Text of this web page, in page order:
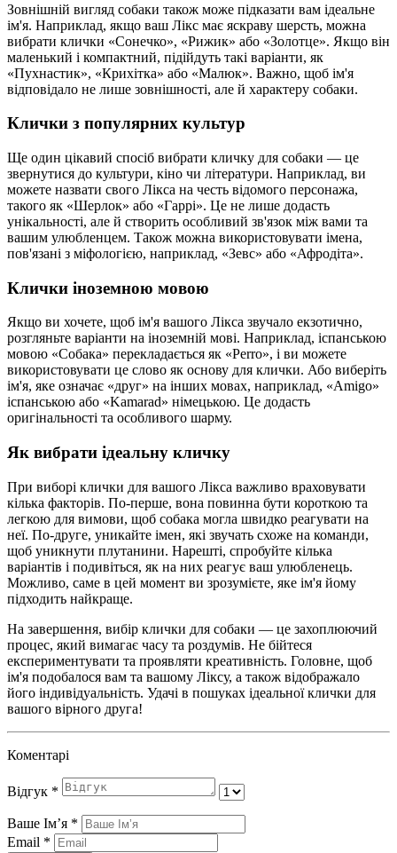
Зовнішній вигляд собаки також може підказати вам ідеальне
ім'я. Наприклад, якщо ваш Лікс має яскраву шерсть, можна
вибрати клички «Сонечко», «Рижик» або «Золотце». Якщо він
маленький і компактний, підійдуть такі варіанти, як
«Пухнастик», «Крихітка» або «Малюк». Важно, щоб ім'я
відповідало не лише зовнішності, але й характеру собаки.
Клички з популярних культур
Ще один цікавий спосіб вибрати кличку для собаки — це
звернутися до культури, кіно чи літератури. Наприклад, ви
можете назвати свого Лікса на честь відомого персонажа,
такого як «Шерлок» або «Гаррі». Це не лише додасть
унікальності, але й створить особливий зв'язок між вами та
вашим улюбленцем. Також можна використовувати імена,
пов'язані з міфологією, наприклад, «Зевс» або «Афродіта».
Клички іноземною мовою
Якщо ви хочете, щоб ім'я вашого Лікса звучало екзотично,
розгляньте варіанти на іноземній мові. Наприклад, іспанською
мовою «Собака» перекладається як «Perro», і ви можете
використовувати це слово як основу для клички. Або виберіть
ім'я, яке означає «друг» на інших мовах, наприклад, «Amigo»
іспанською або «Kamarad» німецькою. Це додасть
оригінальності та особливого шарму.
Як вибрати ідеальну кличку
При виборі клички для вашого Лікса важливо враховувати
кілька факторів. По-перше, вона повинна бути короткою та
легкою для вимови, щоб собака могла швидко реагувати на
неї. По-друге, уникайте імен, які звучать схоже на команди,
щоб уникнути плутанини. Нарешті, спробуйте кілька
варіантів і подивіться, як на них реагує ваш улюбленець.
Можливо, саме в цей момент ви зрозумієте, яке ім'я йому
підходить найкраще.
На завершення, вибір клички для собаки — це захоплюючий
процес, який вимагає часу та роздумів. Не бійтеся
експериментувати та проявляти креативність. Головне, щоб
ім'я подобалося вам та вашому Ліксу, а також відображало
його індивідуальність. Удачі в пошуках ідеальної клички для
вашого вірного друга!
Коментарі
Відгук *
Ваше Імʼя *
Email *